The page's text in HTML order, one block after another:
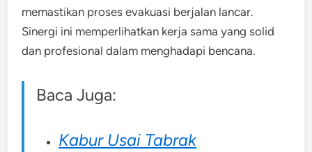
memastikan proses evakuasi berjalan lancar.
Sinergi ini memperlihatkan kerja sama yang solid
dan profesional dalam menghadapi bencana.
Baca Juga:
Kabur Usai Tabrak